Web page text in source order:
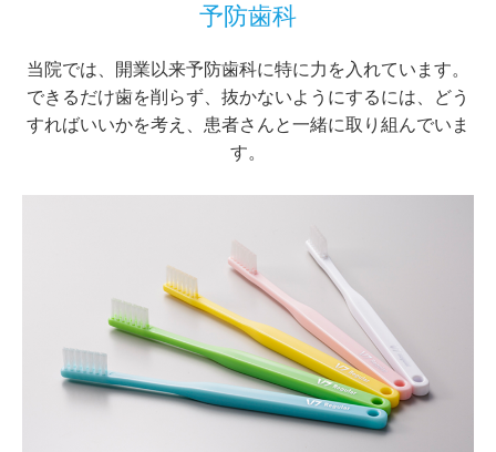
予防歯科
当院では、開業以来予防歯科に特に力を入れています。
できるだけ歯を削らず、抜かないようにするには、どう
すればいいかを考え、患者さんと一緒に取り組んでいま
す。